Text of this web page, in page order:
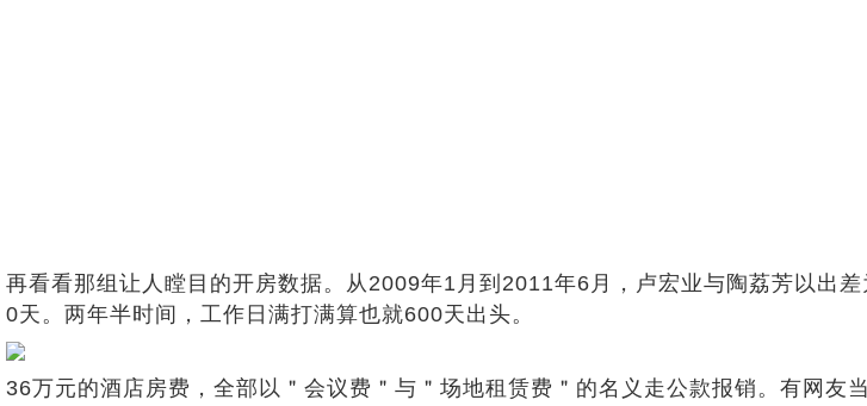
再看看那组让人瞠目的开房数据。从2009年1月到2011年6月，卢宏业与陶荔芳以出
0天。两年半时间，工作日满打满算也就600天出头。
36万元的酒店房费，全部以＂会议费＂与＂场地租赁费＂的名义走公款报销。有网